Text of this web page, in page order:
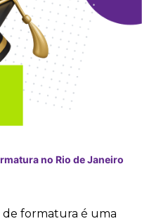
no Rio de Janeiro
formatura é uma